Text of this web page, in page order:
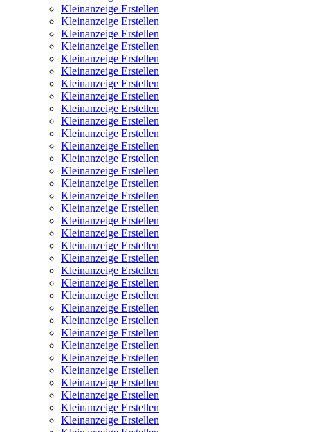
Kleinanzeige Erstellen
Kleinanzeige Erstellen
Kleinanzeige Erstellen
Kleinanzeige Erstellen
Kleinanzeige Erstellen
Kleinanzeige Erstellen
Kleinanzeige Erstellen
Kleinanzeige Erstellen
Kleinanzeige Erstellen
Kleinanzeige Erstellen
Kleinanzeige Erstellen
Kleinanzeige Erstellen
Kleinanzeige Erstellen
Kleinanzeige Erstellen
Kleinanzeige Erstellen
Kleinanzeige Erstellen
Kleinanzeige Erstellen
Kleinanzeige Erstellen
Kleinanzeige Erstellen
Kleinanzeige Erstellen
Kleinanzeige Erstellen
Kleinanzeige Erstellen
Kleinanzeige Erstellen
Kleinanzeige Erstellen
Kleinanzeige Erstellen
Kleinanzeige Erstellen
Kleinanzeige Erstellen
Kleinanzeige Erstellen
Kleinanzeige Erstellen
Kleinanzeige Erstellen
Kleinanzeige Erstellen
Kleinanzeige Erstellen
Kleinanzeige Erstellen
Kleinanzeige Erstellen